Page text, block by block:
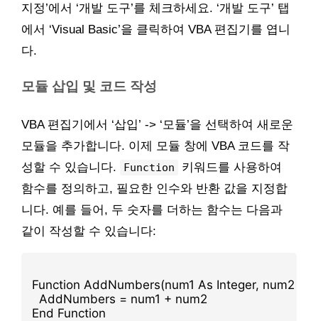
지정’에서 ‘개발 도구’를 체크하세요. ‘개발 도구’ 탭
에서 ‘Visual Basic’을 클릭하여 VBA 편집기를 엽니
다.
모듈 삽입 및 코드 작성
VBA 편집기에서 ‘삽입’ -> ‘모듈’을 선택하여 새로운
모듈을 추가합니다. 이제 모듈 창에 VBA 코드를 작
성할 수 있습니다.
Function
키워드를 사용하여
함수를 정의하고, 필요한 인수와 반환 값을 지정합
니다. 예를 들어, 두 숫자를 더하는 함수는 다음과
같이 작성할 수 있습니다:
Function AddNumbers(num1 As Integer, num2
  AddNumbers = num1 + num2
End Function